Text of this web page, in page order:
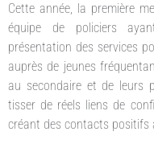
Cette année, la première
équipe de policiers
présentation des services
auprès de jeunes
au secondaire et de leurs
tisser de réels liens de
créant des contacts positifs